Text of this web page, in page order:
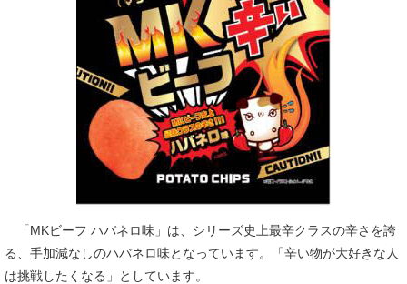
「MKビーフ ハバネロ味」は、シリーズ史上最辛クラスの辛さを誇
る、手加減なしのハバネロ味となっています。「辛い物が大好きな人
は挑戦したくなる」としています。